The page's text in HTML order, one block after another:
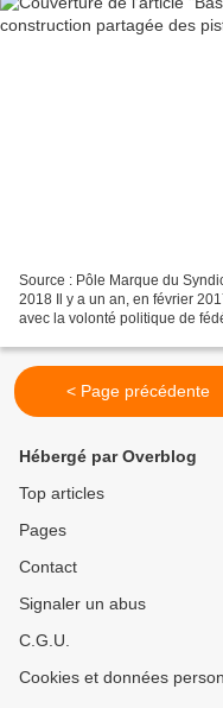
Source : Pôle Marque du
2018 Il y a un an, en février
avec la volonté politique de
< Page précédente
Hébergé par Overblog
Top articles
Pages
Contact
Signaler un abus
C.G.U.
Cookies et données